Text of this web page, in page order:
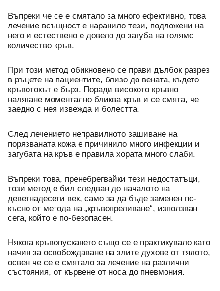
Въпреки че се е смятало за много ефективно, това
лечение всъщност е наранило тези, подложени на
него и естествено е довело до загуба на голямо
количество кръв.
При този метод обикновено се прави дълбок разрез
в ръцете на пациентите, близо до вената, където
кръвотокът е бърз. Поради високото кръвно
налягане моментално бликва кръв и се смята, че
заедно с нея извежда и болестта.
След лечението неправилното зашиване на
порязваната кожа е причинило много инфекции и
загубата на кръв е правила хората много слаби.
Въпреки това, пренебрегвайки тези недостатъци,
този метод е бил следван до началото на
деветнадесети век, само за да бъде заменен по-
късно от метода на „кръвопреливане“, използван
сега, който е по-безопасен.
Някога кръвопускането също се е практикувало като
начин за освобождаване на злите духове от тялото,
освен че се е смятало за лечение на различни
състояния, от кървене от носа до пневмония.